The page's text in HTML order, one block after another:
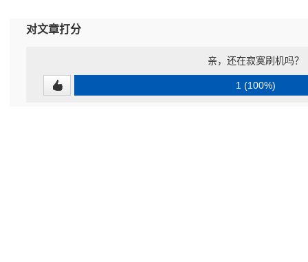
对文章打分
亲，还在寂寞刷机吗？
1 (100%)